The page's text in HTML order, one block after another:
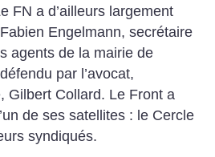
FN a d’ailleurs largement
Engelmann, secrétaire
agents de la mairie de
par l’avocat,
Gilbert Collard. Le Front a
de ses satellites : le Cercle
syndiqués.